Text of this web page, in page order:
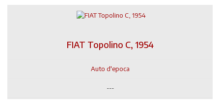
FIAT Topolino C, 1954
Auto d'epoca
---